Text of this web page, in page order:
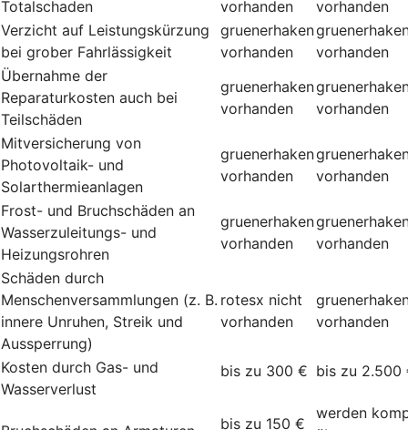
Totalschaden vorhanden
vorhanden
Verzicht auf Leistungskürzung
bei grober Fahrlässigkeit
gruenerhaken
vorhanden
vorhanden
Übernahme der
Reparaturkosten auch bei
Teilschäden
gruenerhaken
vorhanden
vorhanden
Mitversicherung von
Photovoltaik- und
Solarthermieanlagen
gruenerhaken
vorhanden
vorhanden
Frost- und Bruchschäden an
Wasserzuleitungs- und
Heizungsrohren
gruenerhaken
vorhanden
vorhanden
Schäden durch
Menschenversammlungen (z. B.
innere Unruhen, Streik und
Aussperrung)
rotesx nicht
vorhanden
vorhanden
Kosten durch Gas- und
Wasserverlust
bis zu 300 € bis zu 2.500
bis zu 150 €
werden